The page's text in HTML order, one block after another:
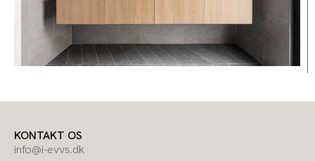
KONTAKT OS
info@i-evvs.dk